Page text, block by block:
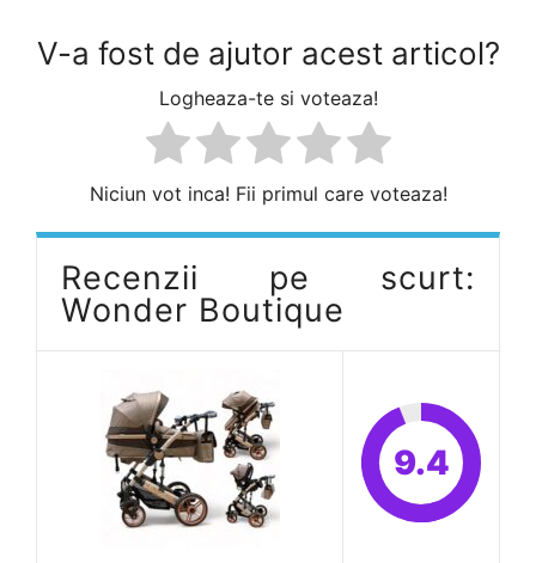
V-a fost de ajutor acest articol?
Logheaza-te si voteaza!
Niciun vot inca! Fii primul care voteaza!
Recenzii pe scurt:
Wonder Boutique
9.4